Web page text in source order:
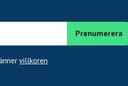
villkoren